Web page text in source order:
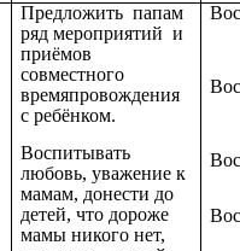
Предложить папам
ряд мероприятий и
приёмов
совместного
времяпровождения
с ребёнком.
Воспитывать
любовь, уважение к
мамам, донести до
детей, что дороже
мамы никого нет,